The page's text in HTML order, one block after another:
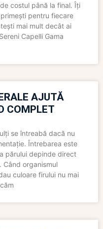
costul până la final. Îți
pentru fiecare
mai mult decât ai
Capelli Gama
AJUTĂ
COMPLET
se întreabă dacă nu
Întrebarea este
părului depinde direct
Când organismul
culoare firului nu mai